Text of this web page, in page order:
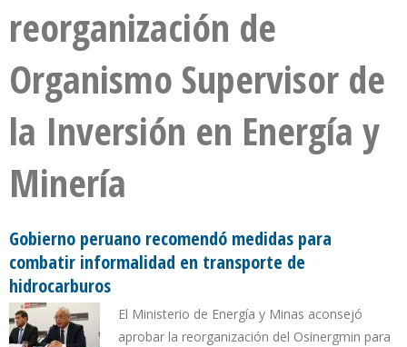
reorganización de
Organismo Supervisor de
la Inversión en Energía y
Minería
Gobierno peruano recomendó medidas para
combatir informalidad en transporte de
hidrocarburos
El Ministerio de Energía y Minas aconsejó
aprobar la reorganización del Osinergmin para